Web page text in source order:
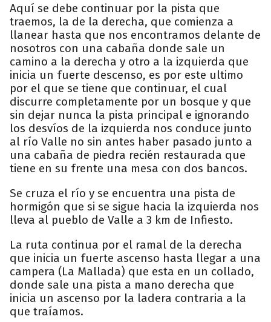
Aquí se debe continuar por la pista que
traemos, la de la derecha, que comienza a
llanear hasta que nos encontramos delante de
nosotros con una cabaña donde sale un
camino a la derecha y otro a la izquierda que
inicia un fuerte descenso, es por este ultimo
por el que se tiene que continuar, el cual
discurre completamente por un bosque y que
sin dejar nunca la pista principal e ignorando
los desvíos de la izquierda nos conduce junto
al río Valle no sin antes haber pasado junto a
una cabaña de piedra recién restaurada que
tiene en su frente una mesa con dos bancos.
Se cruza el río y se encuentra una pista de
hormigón que si se sigue hacia la izquierda nos
lleva al pueblo de Valle a 3 km de Infiesto.
La ruta continua por el ramal de la derecha
que inicia un fuerte ascenso hasta llegar a una
campera (La Mallada) que esta en un collado,
donde sale una pista a mano derecha que
inicia un ascenso por la ladera contraria a la
que traíamos.